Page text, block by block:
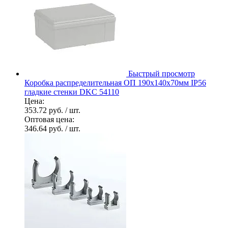
Быстрый просмотр
Коробка распределительная ОП 190х140х70мм IP56
гладкие стенки DKC 54110
Цена:
353.72 руб. / шт.
Оптовая цена:
346.64 руб. / шт.